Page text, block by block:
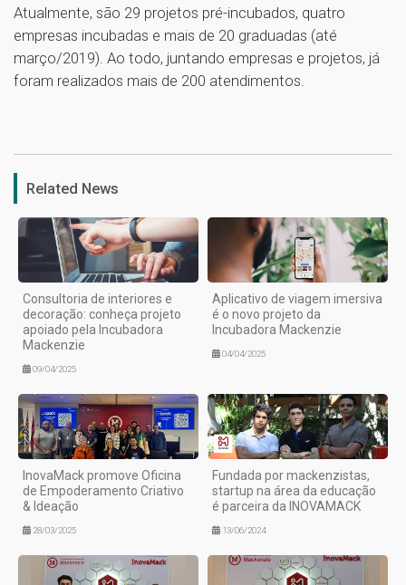
Atualmente, são 29 projetos pré-incubados, quatro
empresas incubadas e mais de 20 graduadas (até
março/2019). Ao todo, juntando empresas e projetos, já
foram realizados mais de 200 atendimentos.
Related News
Consultoria de interiores e
decoração: conheça projeto
apoiado pela Incubadora
Mackenzie
09/04/2025
Aplicativo de viagem imersiva
é o novo projeto da
Incubadora Mackenzie
04/04/2025
InovaMack promove Oficina
de Empoderamento Criativo
& Ideação
28/03/2025
Fundada por mackenzistas,
startup na área da educação
é parceira da INOVAMACK
13/06/2024